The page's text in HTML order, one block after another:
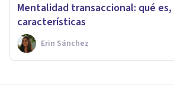
Mentalidad transaccional: qué
características
Erin Sánchez